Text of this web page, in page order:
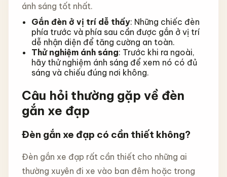
ánh sáng tốt nhất.
Gắn đèn ở vị trí dễ thấy: Những chiếc đèn
phía trước và phía sau cần được gắn ở vị trí
dễ nhận diện để tăng cường an toàn.
Thử nghiệm ánh sáng: Trước khi ra ngoài,
hãy thử nghiệm ánh sáng để xem nó có đủ
sáng và chiếu đúng nơi không.
Câu hỏi thường gặp về đèn
gắn xe đạp
Đèn gắn xe đạp có cần thiết không?
Đèn gắn xe đạp rất cần thiết cho những ai
thường xuyên đi xe vào ban đêm hoặc trong